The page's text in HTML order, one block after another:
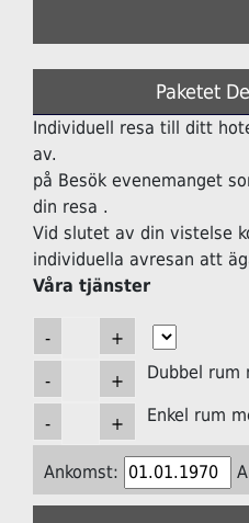
Paketet
Individuell resa till ditt
av.
på Besök evenemanget
din resa .
Vid slutet av din vistelse
individuella avresan att
Våra tjänster
Dubbel rum
Enkel rum
Ankomst: